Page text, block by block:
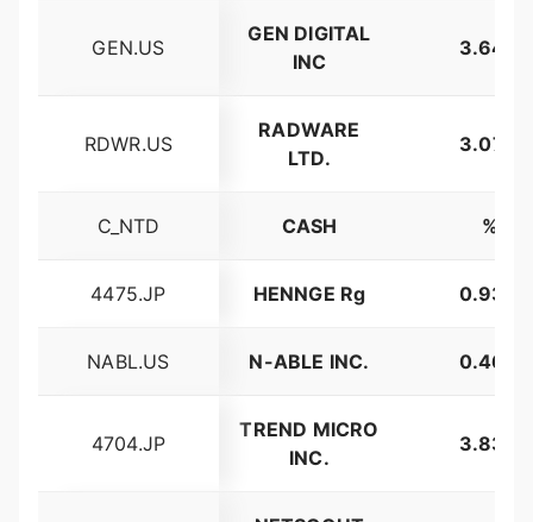
GEN.US
GEN DIGITAL
INC
3.64%
RDWR.US
RADWARE
LTD.
3.07%
C_NTD CASH %
4475.JP HENNGE Rg 0.93%
NABL.US N-ABLE INC. 0.46%
4704.JP
TREND MICRO
INC.
3.83%